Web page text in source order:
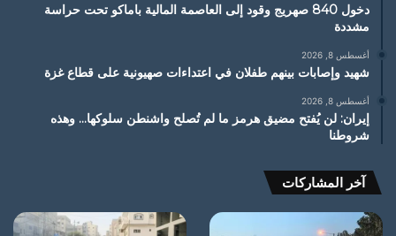
دخول 840 صهريج وقود إلى العاصمة المالية باماكو تحت حراسة
مشددة
أغسطس 8, 2026
شهيد وإصابات بينهم طفلان في اعتداءات صهيونية على قطاع غزة
أغسطس 8, 2026
إيران: لن يُفتح مضيق هرمز ما لم تُصلح واشنطن سلوكها… وهذه
شروطنا
آخر المشاركات